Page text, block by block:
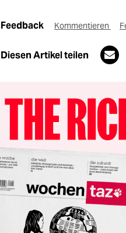
Feedback Kommentieren
Diesen Artikel teilen